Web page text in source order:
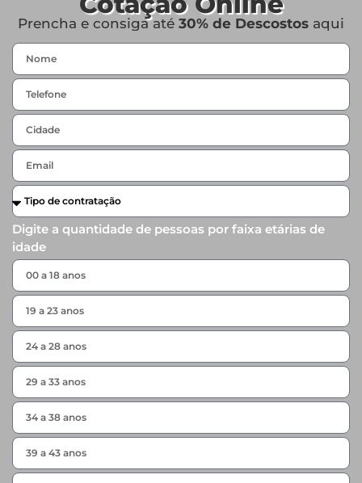
Prencha e consiga até 30% de Descostos aqui
Digite a quantidade de pessoas por faixa etárias de
idade